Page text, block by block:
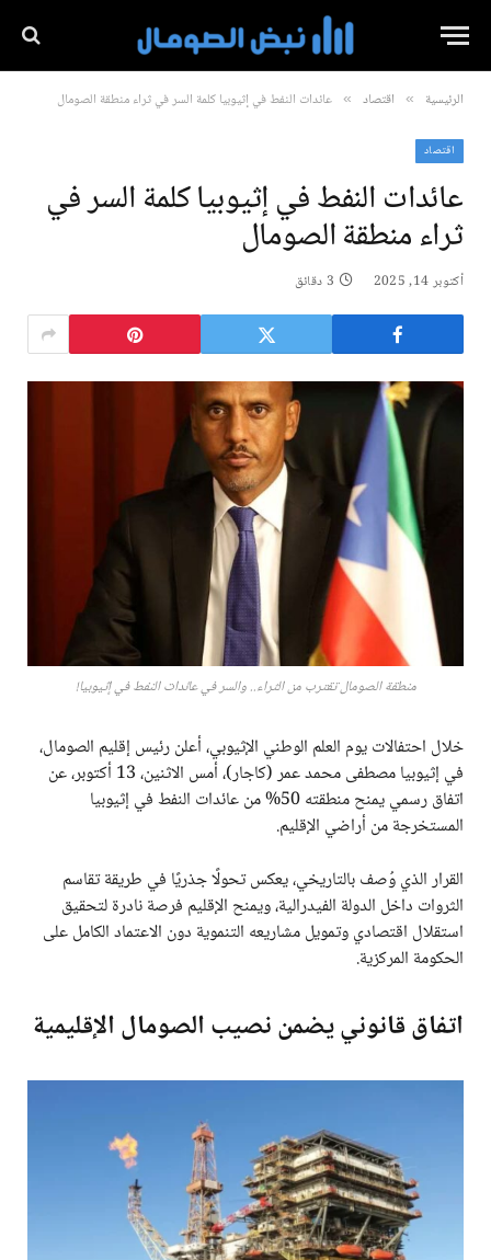
الرئيسية » اقتصاد » عائدات النفط في إثيوبيا كلمة السر في ثراء منطقة الصومال
اقتصاد
عائدات النفط في إثيوبيا كلمة السر في
ثراء منطقة الصومال
أكتوبر 14, 2025 3 دقائق
منطقة الصومال تقترب من الثراء.. والسر في عائدات النفط في إثيوبيا!
خلال احتفالات يوم العلم الوطني الإثيوبي، أعلن رئيس إقليم الصومال،
في إثيوبيا مصطفى محمد عمر (كاجار)، أمس الاثنين، 13 أكتوبر، عن
اتفاق رسمي يمنح منطقته 50% من عائدات النفط في إثيوبيا
المستخرجة من أراضي الإقليم.
القرار الذي وُصف بالتاريخي، يعكس تحولًا جذريًا في طريقة تقاسم
الثروات داخل الدولة الفيدرالية، ويمنح الإقليم فرصة نادرة لتحقيق
استقلال اقتصادي وتمويل مشاريعه التنموية دون الاعتماد الكامل على
الحكومة المركزية.
اتفاق قانوني يضمن نصيب الصومال الإقليمية